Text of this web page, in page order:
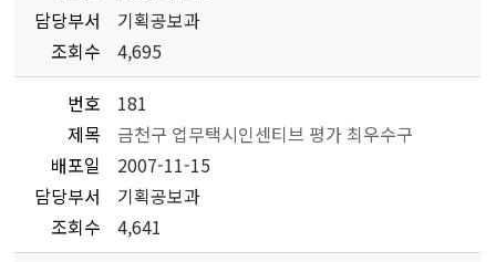
담당부서
기획공보과
조회수
4,695
번호
181
제목
금천구 업무택시인센티브 평가 최우수구
배포일
2007-11-15
담당부서
기획공보과
조회수
4,641